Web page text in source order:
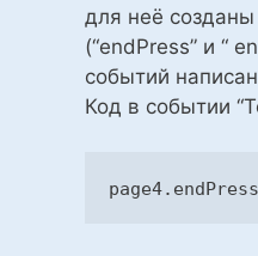
для неё
(“endPress” и “
событий
Код в событии
page4.endPress